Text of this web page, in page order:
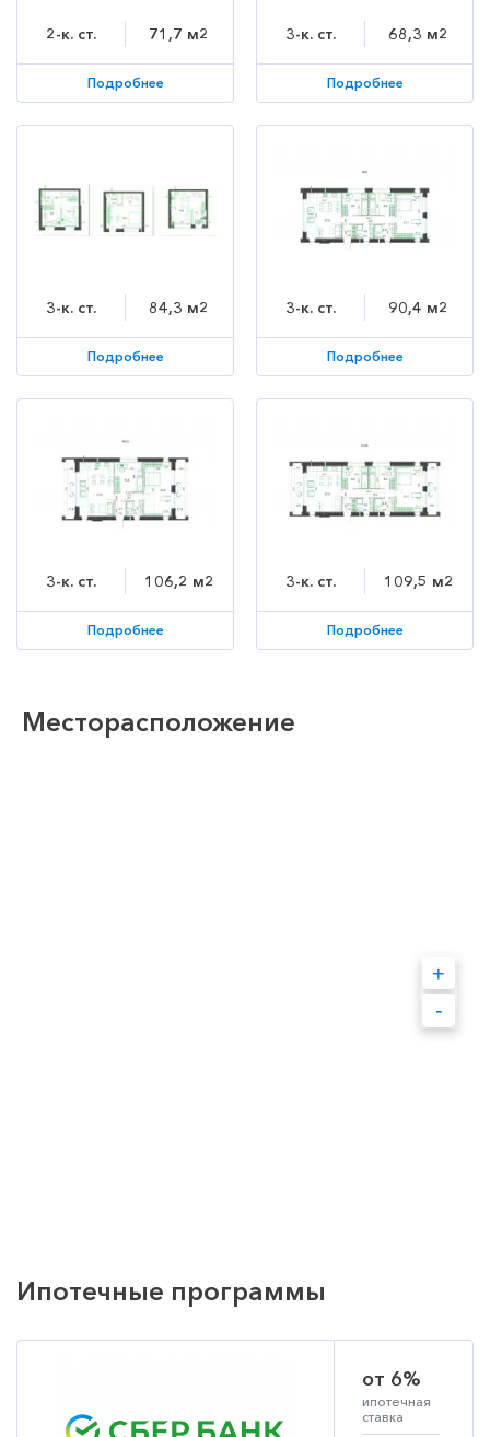
2-к. ст. 71,7 м2
Подробнее
3-к. ст. 68,3 м2
Подробнее
3-к. ст. 84,3 м2
Подробнее
3-к. ст. 90,4 м2
Подробнее
3-к. ст. 106,2 м2
Подробнее
3-к. ст. 109,5 м2
Подробнее
Месторасположение
+
-
Ипотечные программы
от 6%
ипотечная
ставка